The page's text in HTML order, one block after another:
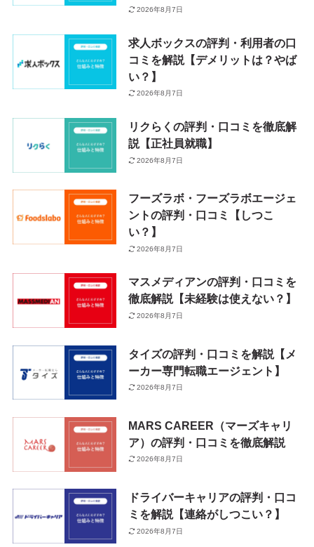
2026年8月7日
求人ボックスの評判・利用者の口
コミを解説【デメリットは？やば
い？】
2026年8月7日
リクらくの評判・口コミを徹底解
説【正社員就職】
2026年8月7日
フーズラボ・フーズラボエージェ
ントの評判・口コミ【しつこ
い？】
2026年8月7日
マスメディアンの評判・口コミを
徹底解説【未経験は使えない？】
2026年8月7日
タイズの評判・口コミを解説【メ
ーカー専門転職エージェント】
2026年8月7日
MARS CAREER（マーズキャリ
ア）の評判・口コミを徹底解説
2026年8月7日
ドライバーキャリアの評判・口コ
ミを解説【連絡がしつこい？】
2026年8月7日